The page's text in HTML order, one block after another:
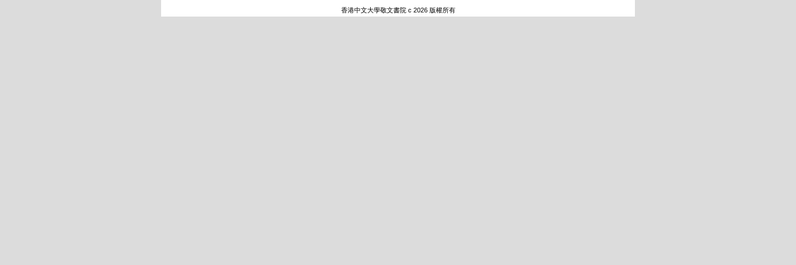
香港中文大學敬文書院 c 2026 版權所有